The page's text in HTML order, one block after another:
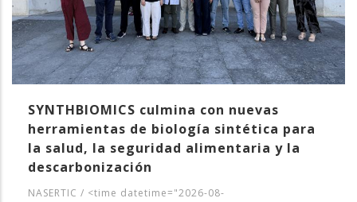
SYNTHBIOMICS culmina con nuevas
herramientas de biología sintética para
la salud, la seguridad alimentaria y la
descarbonización
NASERTIC / <time datetime="2026-08-